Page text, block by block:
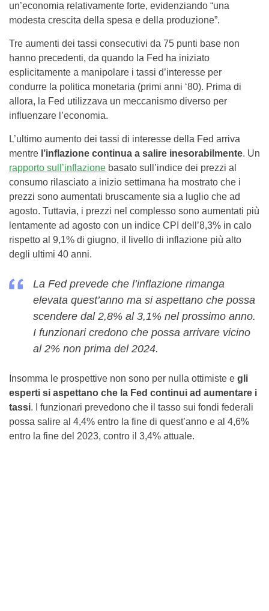
un’economia relativamente forte, evidenziando “una
modesta crescita della spesa e della produzione”.
Tre aumenti dei tassi consecutivi da 75 punti base non
hanno precedenti, da quando la Fed ha iniziato
esplicitamente a manipolare i tassi d’interesse per
condurre la politica monetaria (primi anni ‘80). Prima di
allora, la Fed utilizzava un meccanismo diverso per
influenzare l’economia.
L’ultimo aumento dei tassi di interesse della Fed arriva
mentre l’inflazione continua a salire inesorabilmente. Un
rapporto sull’inflazione basato sull’indice dei prezzi al
consumo rilasciato a inizio settimana ha mostrato che i
prezzi sono aumentati bruscamente sia a luglio che ad
agosto. Tuttavia, i prezzi nel complesso sono aumentati più
lentamente ad agosto con un indice CPI dell’8,3% in calo
rispetto al 9,1% di giugno, il livello di inflazione più alto
degli ultimi 40 anni.
La Fed prevede che l’inflazione rimanga
elevata quest’anno ma si aspettano che possa
scendere dal 2,8% al 3,1% nel prossimo anno.
I funzionari credono che possa arrivare vicino
al 2% non prima del 2024.
Insomma le prospettive non sono per nulla ottimiste e gli
esperti si aspettano che la Fed continui ad aumentare i
tassi. I funzionari prevedono che il tasso sui fondi federali
possa salire al 4,4% entro la fine di quest’anno e al 4,6%
entro la fine del 2023, contro il 3,4% attuale.